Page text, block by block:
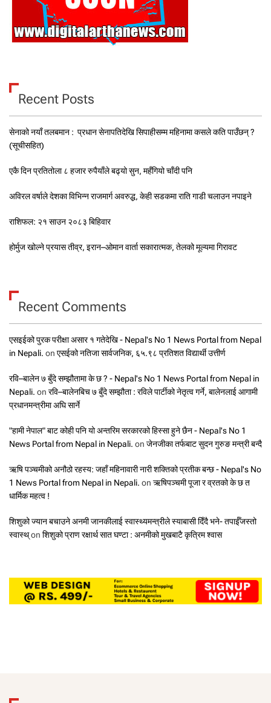
Recent Posts
सेनाको नयाँ तलबमान : प्रधान सेनापतिदेखि सिपाहीसम्म महिनामा कसले कति पाउँछन् ?
(सूचीसहित)
एकै दिन प्रतितोला ८ हजार रुपैयाँले बढ्यो सुन, महँगियो चाँदी पनि
अविरल वर्षाले देशका विभिन्न राजमार्ग अवरुद्ध, केही सडकमा राति गाडी चलाउन नपाइने
राशिफल: २१ साउन २०८३ बिहिवार
होर्मुज खोल्ने प्रयास तीव्र, इरान–ओमान वार्ता सकारात्मक, तेलको मूल्यमा गिरावट
Recent Comments
एसइईको पुरक परीक्षा असार १ गतेदेखि - Nepal's No 1 News Portal from Nepal
in Nepali. on एसईको नतिजा सार्वजनिक, ६५.९८ प्रतिशत विद्यार्थी उत्तीर्ण
रवि–बालेन ७ बुँदे सम्झौतामा के छ ? - Nepal's No 1 News Portal from Nepal in
Nepali. on रवि–बालेनबिच ७ बुँदे सम्झौता : रविले पार्टीको नेतृत्व गर्ने, बालेनलाई आगामी
प्रधानमन्त्रीमा अघि सार्ने
"हामी नेपाल" बाट कोही पनि यो अन्तरिम सरकारको हिस्सा हुने छैन - Nepal's No 1
News Portal from Nepal in Nepali. on जेनजीका तर्फबाट सुदन गुरुङ मन्त्री बन्दै
ऋषि पञ्चमीको अनौठो रहस्य: जहाँ महिनावारी नारी शक्तिको प्रतीक बन्छ - Nepal's No
1 News Portal from Nepal in Nepali. on ऋषिपञ्चमी पूजा र व्रतको के छ त
धार्मिक महत्व !
शिशुको ज्यान बचाउने अनमी जानकीलाई स्वास्थ्यमन्त्रीले स्याबासी दिँदै भने- तपाईँजस्तो
स्वास्थ्on शिशुको प्राण रक्षार्थ सात घण्टा : अनमीको मुखबाटै कृत्रिम श्वास